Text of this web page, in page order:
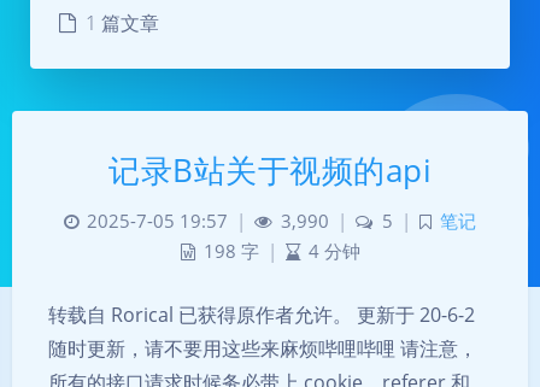
1 篇文章
记录B站关于视频的api
2025-7-05 19:57 | 3,990 | 5 |
笔记
198 字 | 4 分钟
转载自 Rorical 已获得原作者允许。 更新于 20-6-2
随时更新，请不要用这些来麻烦哔哩哔哩 请注意，
所有的接口请求时候务必带上 cookie，referer 和